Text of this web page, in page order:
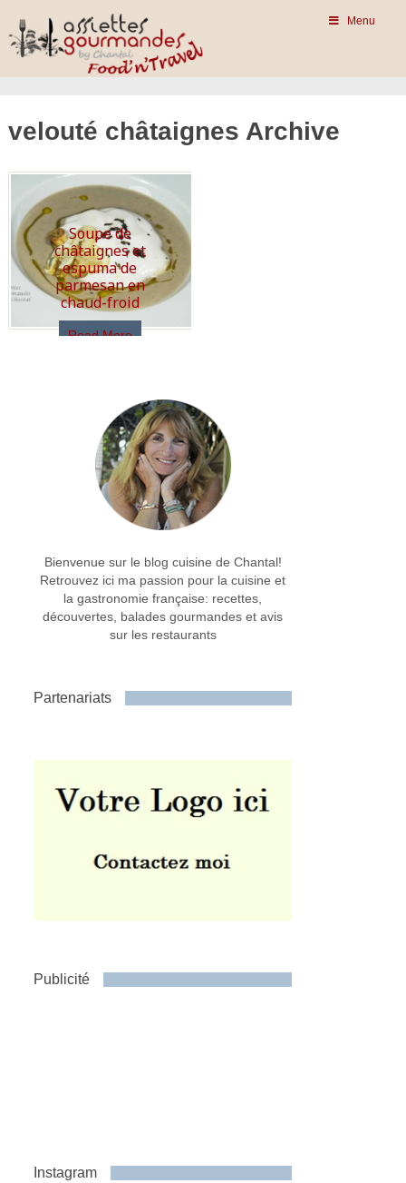
Menu
velouté châtaignes Archive
Soupe de
châtaignes et
espuma de
parmesan en
chaud-froid
Read More
Bienvenue sur le blog cuisine de Chantal!
Retrouvez ici ma passion pour la cuisine et
la gastronomie française: recettes,
découvertes, balades gourmandes et avis
sur les restaurants
Partenariats
Publicité
Instagram